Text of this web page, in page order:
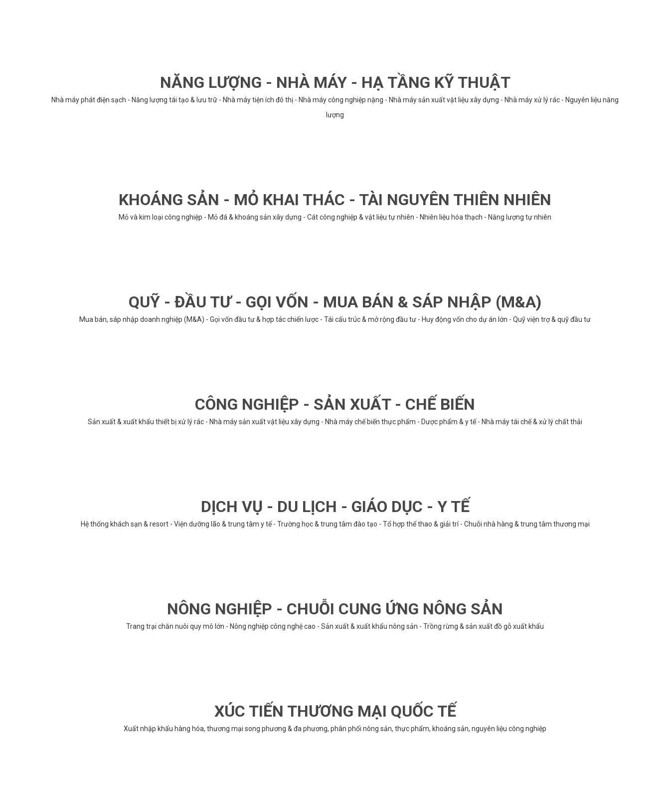
NĂNG LƯỢNG - NHÀ MÁY - HẠ TẦNG KỸ THUẬT
Nhà máy phát điện sạch - Năng lượng tái tạo & lưu trữ - Nhà máy tiện ích đô thị - Nhà máy công nghiệp nặng - Nhà máy sản xuất vật liệu xây dựng - Nhà máy xử lý rác - Nguyên liệu năng
lượng
KHOÁNG SẢN - MỎ KHAI THÁC - TÀI NGUYÊN THIÊN NHIÊN
Mỏ và kim loại công nghiệp - Mỏ đá & khoáng sản xây dựng - Cát công nghiệp & vật liệu tự nhiên - Nhiên liệu hóa thạch - Năng lượng tự nhiên
QUỸ - ĐẦU TƯ - GỌI VỐN - MUA BÁN & SÁP NHẬP (M&A)
Mua bán, sáp nhập doanh nghiệp (M&A) - Gọi vốn đầu tư & hợp tác chiến lược - Tái cấu trúc & mở rộng đầu tư - Huy động vốn cho dự án lớn - Quỹ viện trợ & quỹ đầu tư
CÔNG NGHIỆP - SẢN XUẤT - CHẾ BIẾN
Sản xuất & xuất khẩu thiết bị xử lý rác - Nhà máy sản xuất vật liệu xây dựng - Nhà máy chế biến thực phẩm - Dược phẩm & y tế - Nhà máy tái chế & xử lý chất thải
DỊCH VỤ - DU LỊCH - GIÁO DỤC - Y TẾ
Hệ thống khách sạn & resort - Viện dưỡng lão & trung tâm y tế - Trường học & trung tâm đào tạo - Tổ hợp thể thao & giải trí - Chuỗi nhà hàng & trung tâm thương mại
NÔNG NGHIỆP - CHUỖI CUNG ỨNG NÔNG SẢN
Trang trại chăn nuôi quy mô lớn - Nông nghiệp công nghệ cao - Sản xuất & xuất khẩu nông sản - Trồng rừng & sản xuất đồ gỗ xuất khẩu
XÚC TIẾN THƯƠNG MẠI QUỐC TẾ
Xuất nhập khẩu hàng hóa, thương mại song phương & đa phương, phân phối nông sản, thực phẩm, khoáng sản, nguyên liệu công nghiệp